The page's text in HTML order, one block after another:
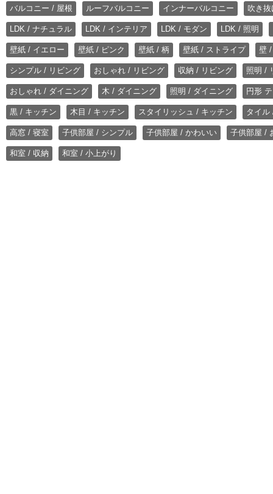
バルコニー / 屋根 ルーフバルコニー インナーバルコニー 吹き
LDK / ナチュラル LDK / インテリア LDK / モダン LDK / 照明
壁紙 / イエロー 壁紙 / ピンク 壁紙 / 柄 壁紙 / ストライプ 壁
シンプル / リビング おしゃれ / リビング 収納 / リビング 照明 /
おしゃれ / ダイニング 木 / ダイニング 照明 / ダイニング 円形
黒 / キッチン 木目 / キッチン スタイリッシュ / キッチン タイル
高窓 / 寝室 子供部屋 / シンプル 子供部屋 / かわいい 子供部屋 /
和室 / 収納 和室 / 小上がり